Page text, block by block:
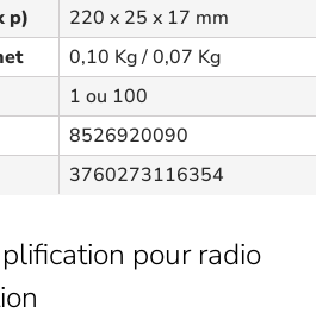
p)
220 x 25 x 17 mm
0,10 Kg / 0,07 Kg
1 ou 100
8526920090
3760273116354
pour radio